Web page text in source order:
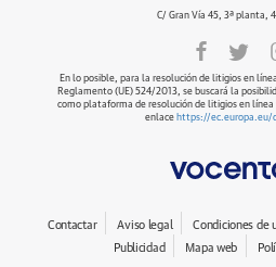
C/ Gran Vía 45, 3ª planta,
En lo posible, para la resolución de litigios en
Reglamento (UE) 524/2013, se buscará la
como plataforma de resolución de litigios en
enlace https://ec.europa.eu/
Contactar Aviso legal Condiciones de
Publicidad
Mapa web